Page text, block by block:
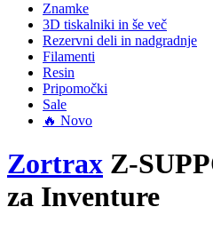
Znamke
3D tiskalniki in še več
Rezervni deli in nadgradnje
Filamenti
Resin
Pripomočki
Sale
🔥 Novo
Zortrax Z-
za Inventure